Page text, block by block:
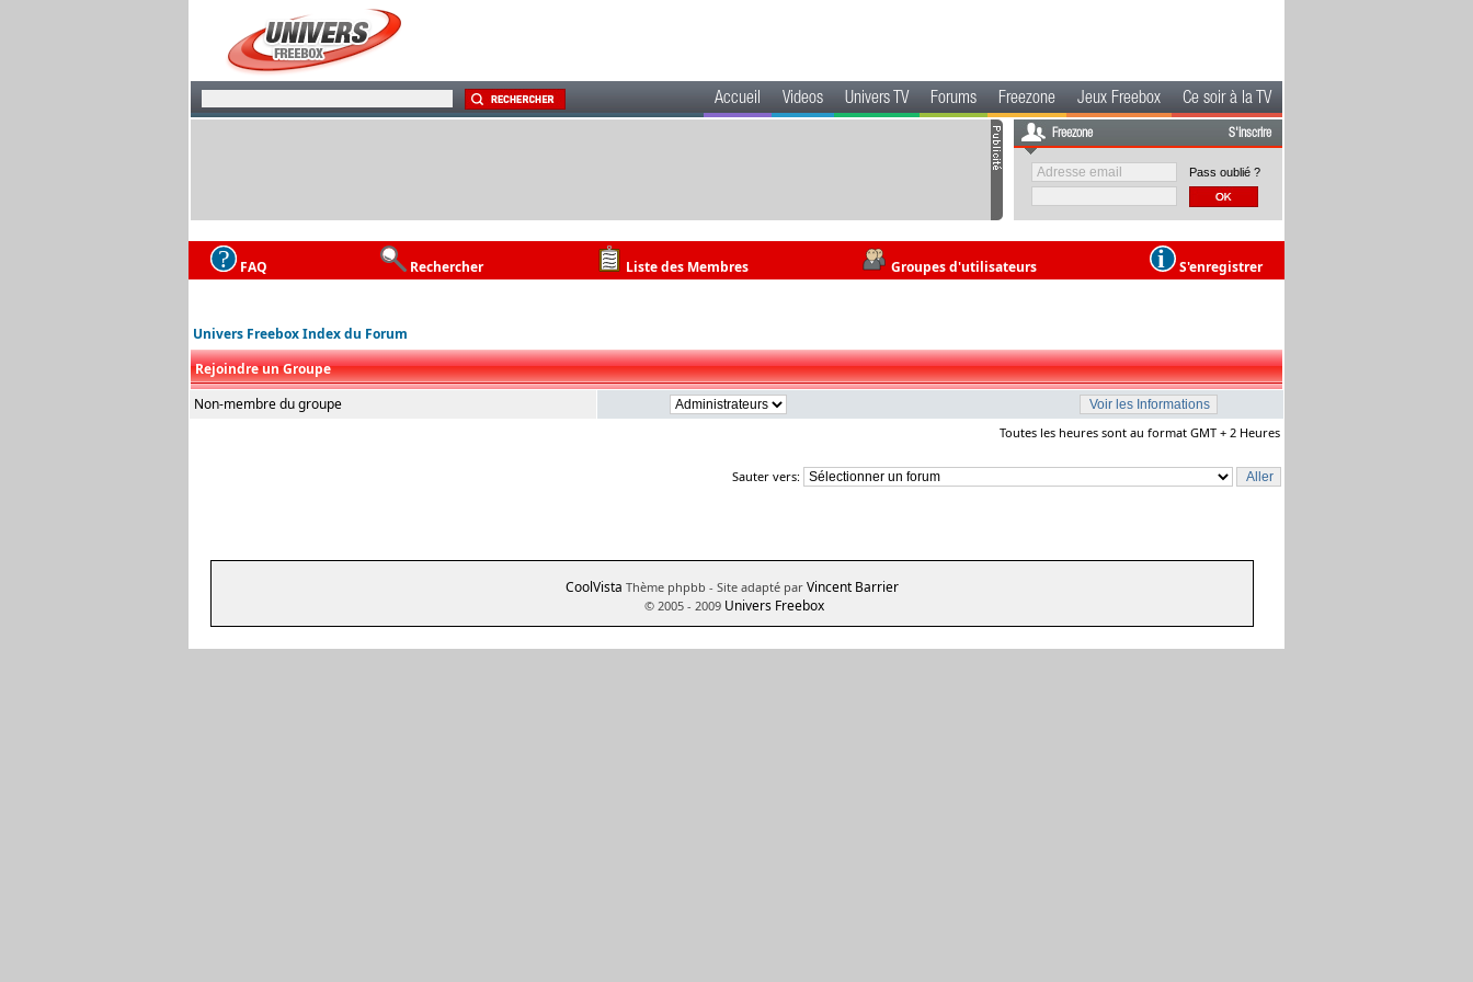
Accueil Videos Univers TV Forums Freezone Jeux Freebox Ce soir à la TV
Freezone S'inscrire
Pass oublié ?
FAQ Rechercher Liste des Membres Groupes d'utilisateurs S'enregistrer
Univers Freebox Index du Forum
Rejoindre un Groupe
Non-membre du groupe
Toutes les heures sont au format GMT + 2 Heures
Sauter vers:
CoolVista Thème phpbb - Site adapté par Vincent Barrier
© 2005 - 2009 Univers Freebox